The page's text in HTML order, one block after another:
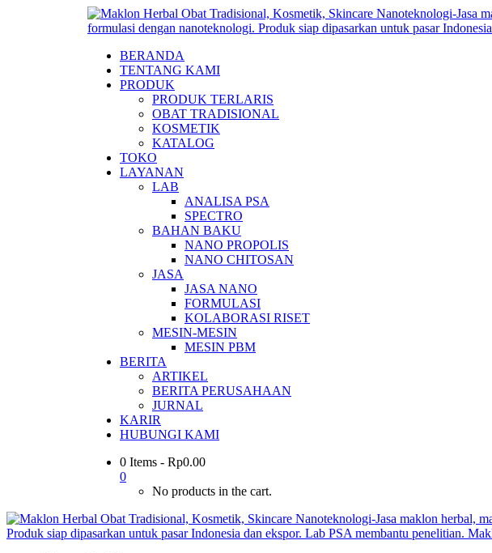
BERANDA
TENTANG KAMI
PRODUK
PRODUK TERLARIS
OBAT TRADISIONAL
KOSMETIK
KATALOG
TOKO
LAYANAN
LAB
ANALISA PSA
SPECTRO
BAHAN BAKU
NANO PROPOLIS
NANO CHITOSAN
JASA
JASA NANO
FORMULASI
KOLABORASI RISET
MESIN-MESIN
MESIN PBM
BERITA
ARTIKEL
BERITA PERUSAHAAN
JURNAL
KARIR
HUBUNGI KAMI
0 Items - Rp0.00
0
No products in the cart.